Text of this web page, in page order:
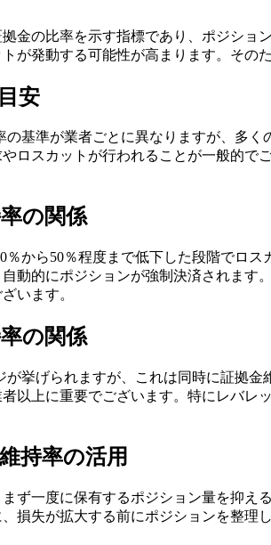
金の比率を示す指標であり、ポジシ
が発動する可能性が高まります。その
安
基準が業者ごとに異なりますが、多
ロスカットが行われることが一般的
の関係
から50％程度まで低下した段階でロ
動的にポジションが強制決済されま
います。
の関係
挙げられますが、これは同時に証拠
以上に重要でございます。特にレバ
持率の活用
ず一度に保有するポジション量を抑
損失が拡大する前にポジションを整理